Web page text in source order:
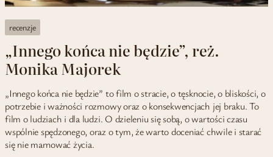
recenzje
„Innego końca nie będzie”, reż.
Monika Majorek
„Innego końca nie będzie” to film o stracie, o tęsknocie, o bliskości, o
potrzebie i ważności rozmowy oraz o konsekwencjach jej braku. To
film o ludziach i dla ludzi. O dzieleniu się sobą, o wartości czasu
wspólnie spędzonego, oraz o tym, że warto doceniać chwile i starać
się nie marnować życia.